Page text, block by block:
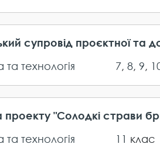
супровід проєктної та
технологія
7, 8, 9,
"Солодкі страви
технологія
11 клас